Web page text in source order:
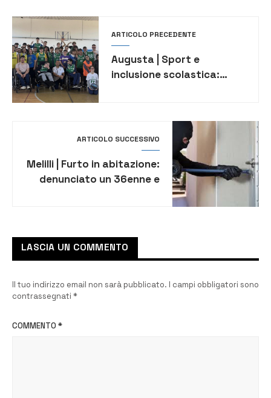
ARTICOLO PRECEDENTE
Augusta | Sport e
inclusione scolastica:
ARTICOLO SUCCESSIVO
Melilli | Furto in abitazione:
denunciato un 36enne e
LASCIA UN COMMENTO
Il tuo indirizzo email non sarà pubblicato. I campi obbligatori sono
contrassegnati *
COMMENTO *